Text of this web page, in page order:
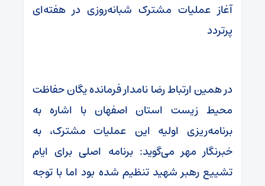
آغاز عملیات مشترک شبانه‌روزی در هفته‌ای
پرتردد
در همین ارتباط رضا نامدار فرمانده یگان حفاظت
محیط زیست استان اصفهان با اشاره به
برنامه‌ریزی اولیه این عملیات مشترک، به
خبرنگار مهر می‌گوید: برنامه اصلی برای ایام
تشییع رهبر شهید تنظیم شده بود اما با توجه